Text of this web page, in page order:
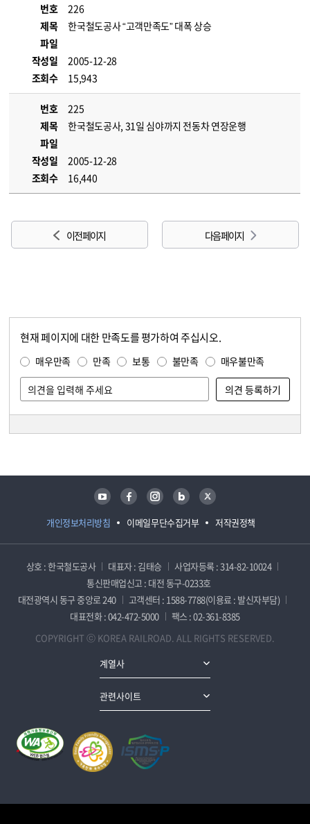
번호
226
제목
한국철도공사 “고객만족도” 대폭 상승
파일
작성일
2005-12-28
조회수
15,943
번호
225
제목
한국철도공사, 31일 심야까지 전동차 연장운행
파일
작성일
2005-12-28
조회수
16,440
이전 페이지 다음 페이지
현재 페이지에 대한 만족도를 평가하여 주십시오.
매우만족 만족 보통 불만족 매우불만족
개인정보처리방침 이메일무단수집거부 저작권정책
유튜브 페이스북 인스타그램 블로그 트위터
상호 : 한국철도공사 대표자 : 김태승
사업자등록 : 314-82-10024
통신판매업신고 : 대전 동구-0233호
대전광역시 동구 중앙로 240
고객센터 : 1588-7788(이용료 : 발신자부담)
대표전화 : 042-472-5000
팩스 : 02-361-8385
COPYRIGHT ⓒ KOREA RAILROAD. ALL RIGHTS RESERVED.
계열사
관련사이트